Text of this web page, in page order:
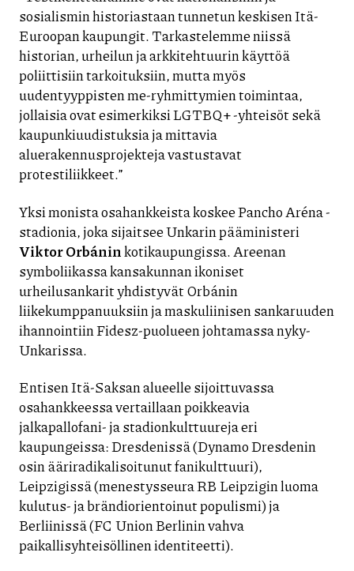
sosialismin historiastaan tunnetun keskisen Itä-
Euroopan kaupungit. Tarkastelemme niissä
historian, urheilun ja arkkitehtuurin käyttöä
poliittisiin tarkoituksiin, mutta myös
uudentyyppisten me-ryhmittymien toimintaa,
jollaisia ovat esimerkiksi LGTBQ+ -yhteisöt sekä
kaupunkiuudistuksia ja mittavia
aluerakennusprojekteja vastustavat
protestiliikkeet.”
Yksi monista osahankkeista koskee Pancho Aréna -
stadionia, joka sijaitsee Unkarin pääministeri
Viktor Orbáninkotikaupungissa. Areenan
symboliikassa kansakunnan ikoniset
urheilusankarit yhdistyvät Orbánin
liikekumppanuuksiin ja maskuliinisen sankaruuden
ihannointiin Fidesz-puolueen johtamassa nyky-
Unkarissa.
Entisen Itä-Saksan alueelle sijoittuvassa
osahankkeessa vertaillaan poikkeavia
jalkapallofani- ja stadionkulttuureja eri
kaupungeissa: Dresdenissä (Dynamo Dresdenin
osin ääriradikalisoitunut fanikulttuuri),
Leipzigissä (menestysseura RB Leipzigin luoma
kulutus- ja brändiorientoinut populismi) ja
Berliinissä (FC Union Berlinin vahva
paikallisyhteisöllinen identiteetti).